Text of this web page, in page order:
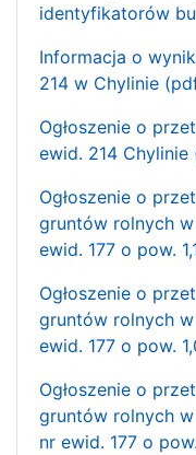
identyfikatorów
Informacja o
214 w Chylinie
Ogłoszenie o
ewid. 214 Chylinie
Ogłoszenie o
gruntów rolnych
ewid. 177 o pow.
Ogłoszenie o
gruntów rolnych
ewid. 177 o pow.
Ogłoszenie o
gruntów rolnych
nr ewid. 177 o